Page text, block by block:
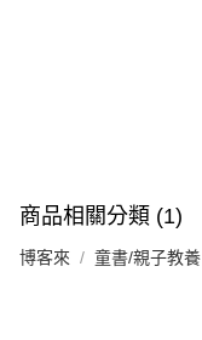
商品相關分類 (1)
博客來 童書/親子教養